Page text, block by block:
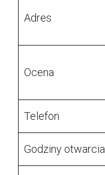
Adres
Ocena
Telefon
Godziny otwarcia